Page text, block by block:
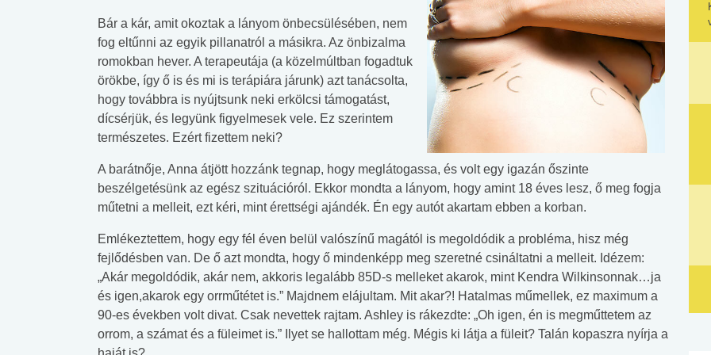
Bár a kár, amit okoztak a lányom önbecsülésében, nem
fog eltűnni az egyik pillanatról a másikra. Az önbizalma
romokban hever. A terapeutája (a közelmúltban fogadtuk
örökbe, így ő is és mi is terápiára járunk) azt tanácsolta,
hogy továbbra is nyújtsunk neki erkölcsi támogatást,
dícsérjük, és legyünk figyelmesek vele. Ez szerintem
természetes. Ezért fizettem neki?
A barátnője, Anna átjött hozzánk tegnap, hogy meglátogassa, és volt egy igazán őszinte
beszélgetésünk az egész szituációról. Ekkor mondta a lányom, hogy amint 18 éves lesz, ő meg fogja
műtetni a melleit, ezt kéri, mint érettségi ajándék. Én egy autót akartam ebben a korban.
Emlékeztettem, hogy egy fél éven belül valószínű magától is megoldódik a probléma, hisz még
fejlődésben van. De ő azt mondta, hogy ő mindenképp meg szeretné csináltatni a melleit. Idézem:
„Akár megoldódik, akár nem, akkoris legalább 85D-s melleket akarok, mint Kendra Wilkinsonnak…ja
és igen,akarok egy orrműtétet is.” Majdnem elájultam. Mit akar?! Hatalmas műmellek, ez maximum a
90-es években volt divat. Csak nevettek rajtam. Ashley is rákezdte: „Oh igen, én is megműttetem az
orrom, a számat és a füleimet is.” Ilyet se hallottam még. Mégis ki látja a füleit? Talán kopaszra nyírja a